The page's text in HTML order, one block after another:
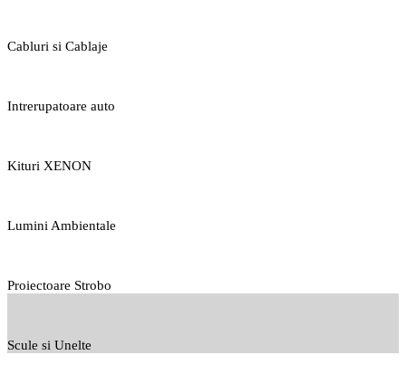
Cabluri si Cablaje
Intrerupatoare auto
Kituri XENON
Lumini Ambientale
Proiectoare Strobo
Scule si Unelte